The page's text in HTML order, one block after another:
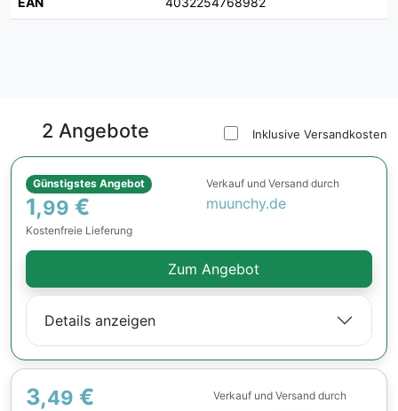
2 Angebote Inklusive Versandkosten
Günstigstes Angebot
1,99 €
Kostenfreie Lieferung
Verkauf und Versand durch
muunchy.de
Zum Angebot
Details anzeigen
3,49 € Verkauf und Versand durch